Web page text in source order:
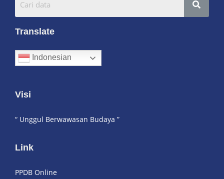
Visi
“ Unggul Berwawasan Budaya ”
Link
PPDB Online
Translate
Indonesian